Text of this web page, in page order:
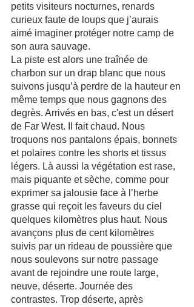
petits visiteurs nocturnes, renards
curieux faute de loups que j’aurais
aimé imaginer protéger notre camp de
son aura sauvage.
La piste est alors une traînée de
charbon sur un drap blanc que nous
suivons jusqu’à perdre de la hauteur en
même temps que nous gagnons des
degrès. Arrivés en bas, c'est un désert
de Far West. Il fait chaud. Nous
troquons nos pantalons épais, bonnets
et polaires contre les shorts et tissus
légers. Là aussi la végétation est rase,
mais piquante et sèche, comme pour
exprimer sa jalousie face à l’herbe
grasse qui reçoit les faveurs du ciel
quelques kilomètres plus haut. Nous
avançons plus de cent kilomètres
suivis par un rideau de poussière que
nous soulevons sur notre passage
avant de rejoindre une route large,
neuve, déserte. Journée des
contrastes. Trop déserte, après